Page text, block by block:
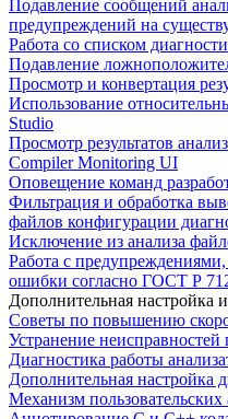
Подавление сообщений
предупреждений на
Работа со списком
Подавление
Просмотр и конвертация
Использование
Studio
Просмотр результатов
Compiler Monitoring UI
Оповещение команд
Фильтрация и обработка
файлов конфигурации
Исключение из анализа
Работа с
ошибки согласно ГОСТ Р
Дополнительная настройка
Советы по повышению
Устранение
Диагностика работы
Дополнительная настройка
Механизм